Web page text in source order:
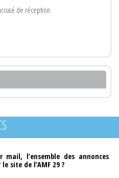
de réception
mail, l’ensemble des annonces
site de l’AMF 29 ?